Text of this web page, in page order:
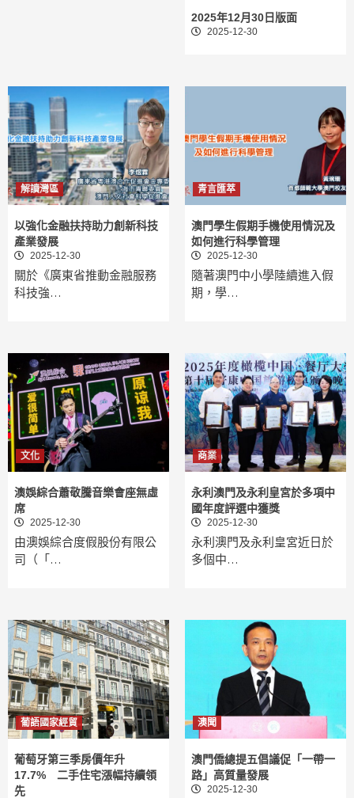
2025年12月30日版面
2025-12-30
解讀灣區
以強化金融扶持助力創新科技
產業發展
2025-12-30
關於《廣東省推動金融服務
科技強…
青言匯萃
澳門學生假期手機使用情況及
如何進行科學管理
2025-12-30
隨著澳門中小學陸續進入假
期，學…
文化
澳娛綜合蕭敬騰音樂會座無虛
席
2025-12-30
由澳娛綜合度假股份有限公
司（「…
商業
永利澳門及永利皇宮於多項中
國年度評選中獲獎
2025-12-30
永利澳門及永利皇宮近日於
多個中…
葡語國家經貿
葡萄牙第三季房價年升
17.7% 二手住宅漲幅持續領
先
澳聞
澳門僑總提五倡議促「一帶一
路」高質量發展
2025-12-30